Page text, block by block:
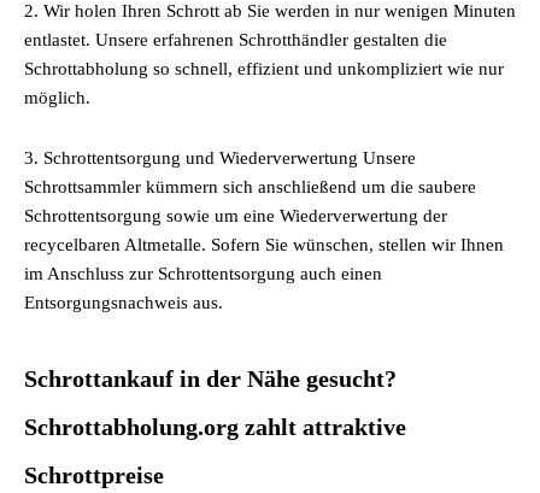
2. Wir holen Ihren Schrott ab Sie werden in nur wenigen Minuten
entlastet. Unsere erfahrenen Schrotthändler gestalten die
Schrottabholung so schnell, effizient und unkompliziert wie nur
möglich.
3. Schrottentsorgung und Wiederverwertung Unsere
Schrottsammler kümmern sich anschließend um die saubere
Schrottentsorgung sowie um eine Wiederverwertung der
recycelbaren Altmetalle. Sofern Sie wünschen, stellen wir Ihnen
im Anschluss zur Schrottentsorgung auch einen
Entsorgungsnachweis aus.
Schrottankauf in der Nähe gesucht?
Schrottabholung.org zahlt attraktive
Schrottpreise